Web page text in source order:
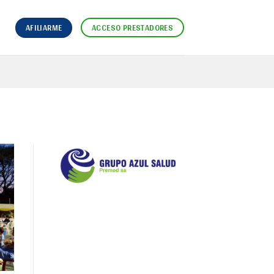
AFILIARME ACCESO PRESTADORES